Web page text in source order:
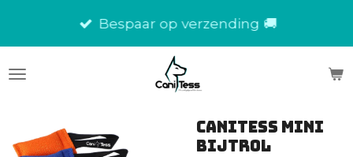
de
Bespaar op verzending 🚚
CaniTess Mini
bijtrol